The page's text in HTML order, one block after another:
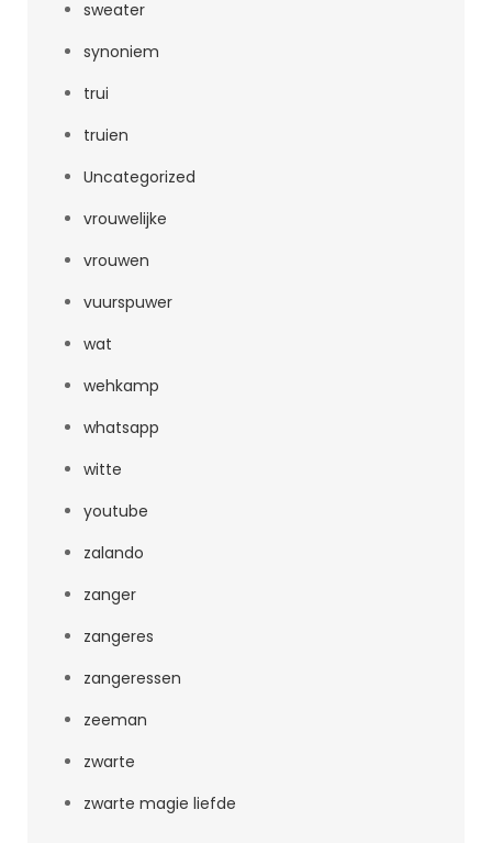
sweater
synoniem
trui
truien
Uncategorized
vrouwelijke
vrouwen
vuurspuwer
wat
wehkamp
whatsapp
witte
youtube
zalando
zanger
zangeres
zangeressen
zeeman
zwarte
zwarte magie liefde